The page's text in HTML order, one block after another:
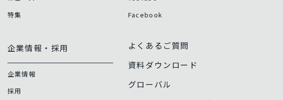
特集
企業情報・採用
企業情報
採用
Facebook
よくあるご質問
資料ダウンロード
グローバル